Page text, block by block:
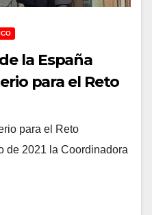
la España
para el Reto
para el Reto
de 2021 la Coordinadora